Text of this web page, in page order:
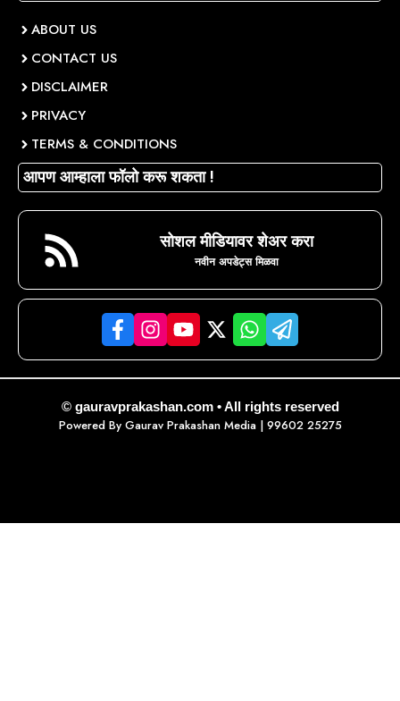
ABOUT US
CONTACT US
DISCLAIMER
PRIVACY
TERMS & CONDITIONS
आपण आम्हाला फॉलो करू शकता !
सोशल मीडियावर शेअर करा
नवीन अपडेट्स मिळवा
© gauravprakashan.com • All rights reserved
Powered By Gaurav Prakashan Media| 99602 25275